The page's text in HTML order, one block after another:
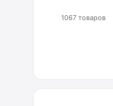
1067 товаров